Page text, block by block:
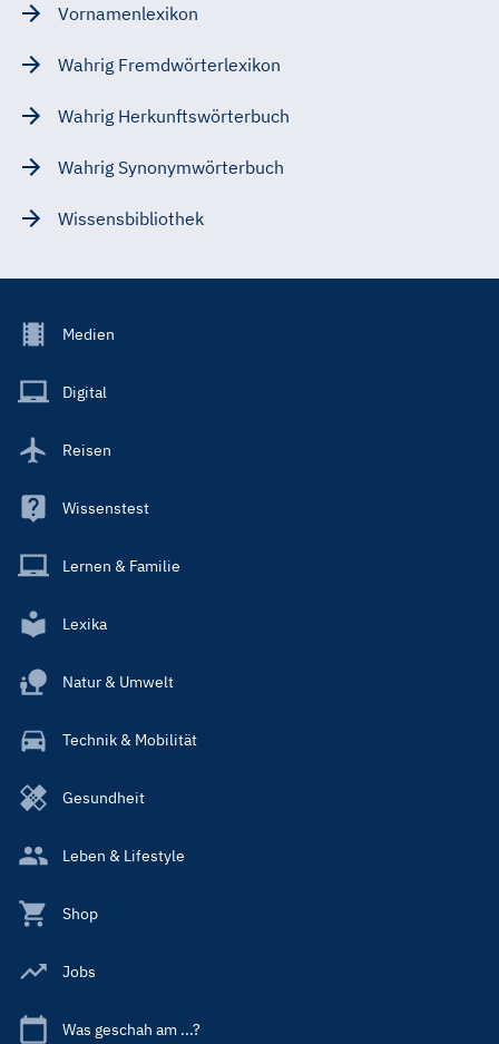
Vornamenlexikon
Wahrig Fremdwörterlexikon
Wahrig Herkunftswörterbuch
Wahrig Synonymwörterbuch
Wissensbibliothek
Footer
Main
Medien
Digital
Reisen
Wissenstest
Lernen & Familie
Lexika
Natur & Umwelt
Technik & Mobilität
Gesundheit
Leben & Lifestyle
Shop
Jobs
Was geschah am ...?